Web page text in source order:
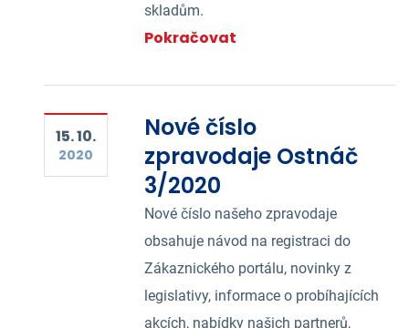
skladům.
Pokračovat
15. 10.
2020
Nové číslo
zpravodaje Ostnáč
3/2020
Nové číslo našeho zpravodaje
obsahuje návod na registraci do
Zákaznického portálu, novinky z
legislativy, informace o probíhajících
akcích, nabídky našich partnerů,